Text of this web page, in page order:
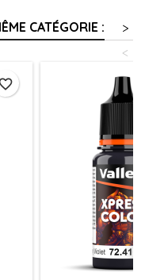
CATÉGORIE :
>
<